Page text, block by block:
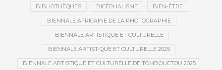
BIBLIOTHÈQUES BICÉPHALISME BIEN-ÊTRE
BIENNALE AFRICAINE DE LA PHOTOGRAPHIE
BIENNALE ARTISTIQUE ET CULTURELLE
BIENNALE ARTISTIQUE ET CULTURELLE 2025
BIENNALE ARTISTIQUE ET CULTURELLE DE TOMBOUCTOU 2025